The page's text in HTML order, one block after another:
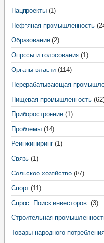
Нацпроекты (1)
Нефтяная промышленность
Образование (2)
Опросы и голосования (1)
Органы власти (114)
Перерабатывающая
Пищевая промышленность (62)
Приборостроение (1)
Проблемы (14)
Реинжиниринг (1)
Связь (1)
Сельское хозяйство (97)
Спорт (11)
Спрос. Поиск инвесторов. (3)
Строительная
Товары народного потребления